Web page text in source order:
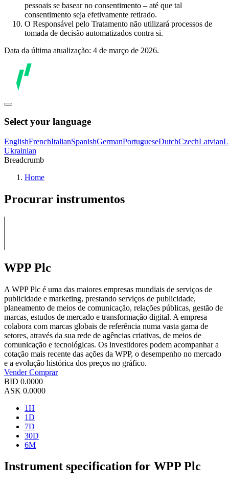
pessoais se basear no consentimento – até que tal
consentimento seja efetivamente retirado.
O Responsável pelo Tratamento não utilizará processos de
tomada de decisão automatizados contra si.
Data da última atualização: 4 de março de 2026.
Select your language
EnglishFrenchItalianSpanishGermanPortugueseDutchCzechLatvian
Ukrainian
Breadcrumb
Home
Procurar instrumentos
WPP Plc
A WPP Plc é uma das maiores empresas mundiais de serviços de
publicidade e marketing, prestando serviços de publicidade,
planeamento de meios de comunicação, relações públicas, gestão de
marcas, estudos de mercado e transformação digital. A empresa
colabora com marcas globais de referência numa vasta gama de
setores, através da sua rede de agências criativas, de meios de
comunicação e tecnológicas. Os investidores podem acompanhar a
cotação mais recente das ações da WPP, o desempenho no mercado
e a evolução histórica dos preços no gráfico.
VenderComprar
BID 0.0000
ASK 0.0000
1H
1D
7D
30D
6M
Instrument specification for WPP Plc